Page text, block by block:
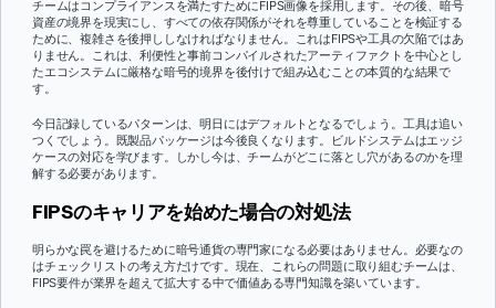
チームはコンプライアンスを満たすためにFIPS画像を採用します。その後、暗号
資産の境界を現実にし、すべての依存関係がそれを尊重していることを検証する
ために、複雑さを後押ししなければなりません。これはFIPSや工具の欠陥ではあ
りません。これは、利便性と事前コンパイルされたアーティファクトを中心とし
たエコシステムに厳格な暗号的境界を後付けで組み込むことの本質的な結果で
す。
今日記録しているパターンは、明日にはデフォルトとなるでしょう。工具は追い
つくでしょう。既製品パッケージは今後良くなります。ビルドシステムはエッジ
ケースの対応を学びます。しかし今は、チームがどこに落とし穴があるのかを理
解する必要があります。
FIPSのキャリアを始めた場合の対処法
明らかな罠を避けるために暗号通貨の専門家になる必要はありません。必要なの
はチェックリストの考え方だけです。現在、これらの問題に取り組むチームは、
FIPS要件が業界を超えて拡大する中で価値ある専門知識を築いています。